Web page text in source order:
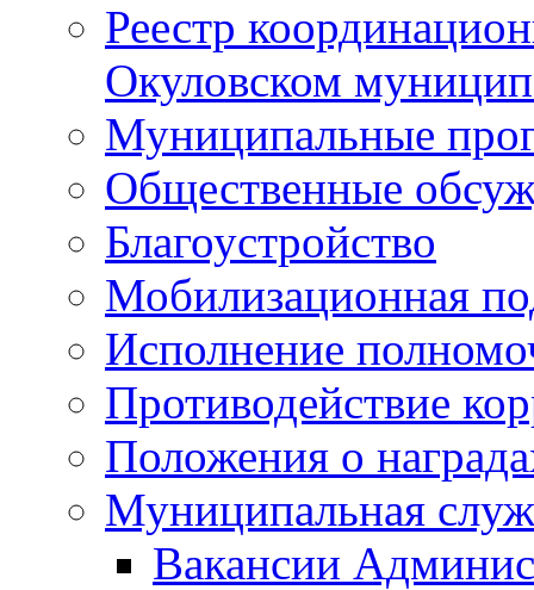
Реестр
Окуловском
Муниципальные
Общественные
Благоустройство
Мобилизационная
Исполнение
Противодействие
Положения о
Муниципальная
Вакансии